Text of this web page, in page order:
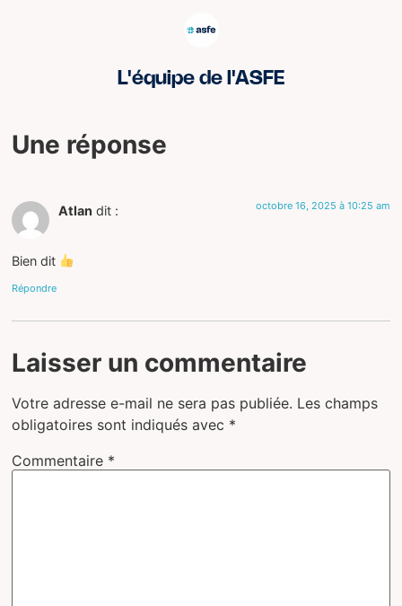
L'équipe de l'ASFE
Une réponse
Atlan dit : octobre 16, 2025 à 10:25 am
Bien dit
Répondre
Laisser un commentaire
Votre adresse e-mail ne sera pas publiée. Les champs
obligatoires sont indiqués avec *
Commentaire *